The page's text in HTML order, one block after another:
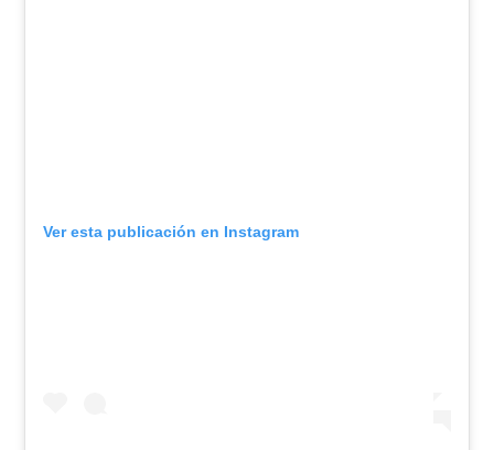
Ver esta publicación en Instagram